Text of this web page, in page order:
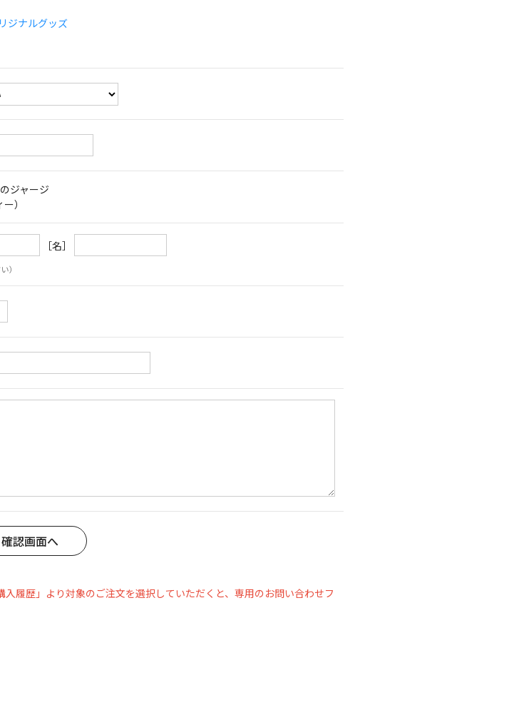
ジナルグッズ
ジャージ
）
［名］
）
履歴」より対象のご注文を選択していただくと、専用のお問い合わせフ